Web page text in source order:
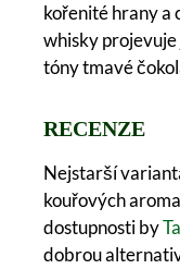
kořenité hrany a
whisky projevuje
tóny tmavé
RECENZE
Nejstarší
kouřových
dostupnosti by
dobrou